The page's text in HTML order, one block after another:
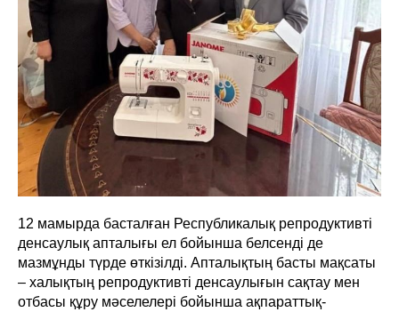
12 мамырда басталған Республикалық репродуктивті
денсаулық апталығы ел бойынша белсенді де
мазмұнды түрде өткізілді. Апталықтың басты мақсаты
– халықтың репродуктивті денсаулығын сақтау мен
отбасы құру мәселелері бойынша ақпараттық-